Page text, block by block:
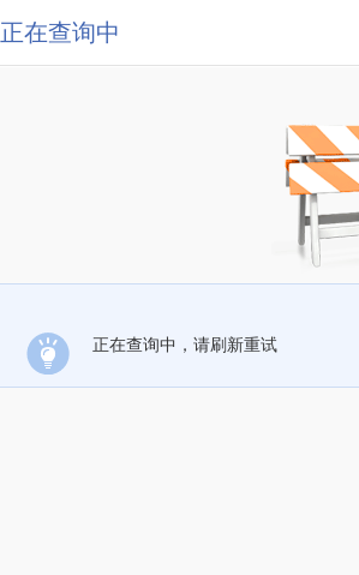
正在查询中
正在查询中，请刷新重试